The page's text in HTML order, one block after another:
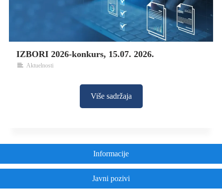
Informacije
Javni pozivi
IZBORI 2026-konkurs, 15.07. 2026.
Aktuelnosti
Više sadržaja